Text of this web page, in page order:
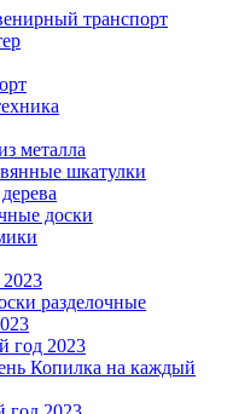
транспорт
металла
шкатулки
доски
разделочные
год 2023
Копилка на каждый